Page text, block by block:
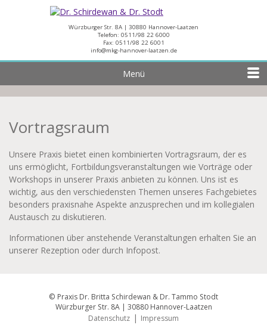
Würzburger Str. 8A | 30880 Hannover-Laatzen
Telefon: 0511/98 22 6000
Fax: 0511/98 22 6001
info@mkg-hannover-laatzen.de
Menü
Vortragsraum
Unsere Praxis bietet einen kombinierten Vortragsraum, der es
uns ermöglicht, Fortbildungsveranstaltungen wie Vorträge oder
Workshops in unserer Praxis anbieten zu können. Uns ist es
wichtig, aus den verschiedensten Themen unseres Fachgebietes
besonders praxisnahe Aspekte anzusprechen und im kollegialen
Austausch zu diskutieren.
Informationen über anstehende Veranstaltungen erhalten Sie an
unserer Rezeption oder durch Infopost.
© Praxis Dr. Britta Schirdewan & Dr. Tammo Stodt
Würzburger Str. 8A | 30880 Hannover-Laatzen
Datenschutz | Impressum